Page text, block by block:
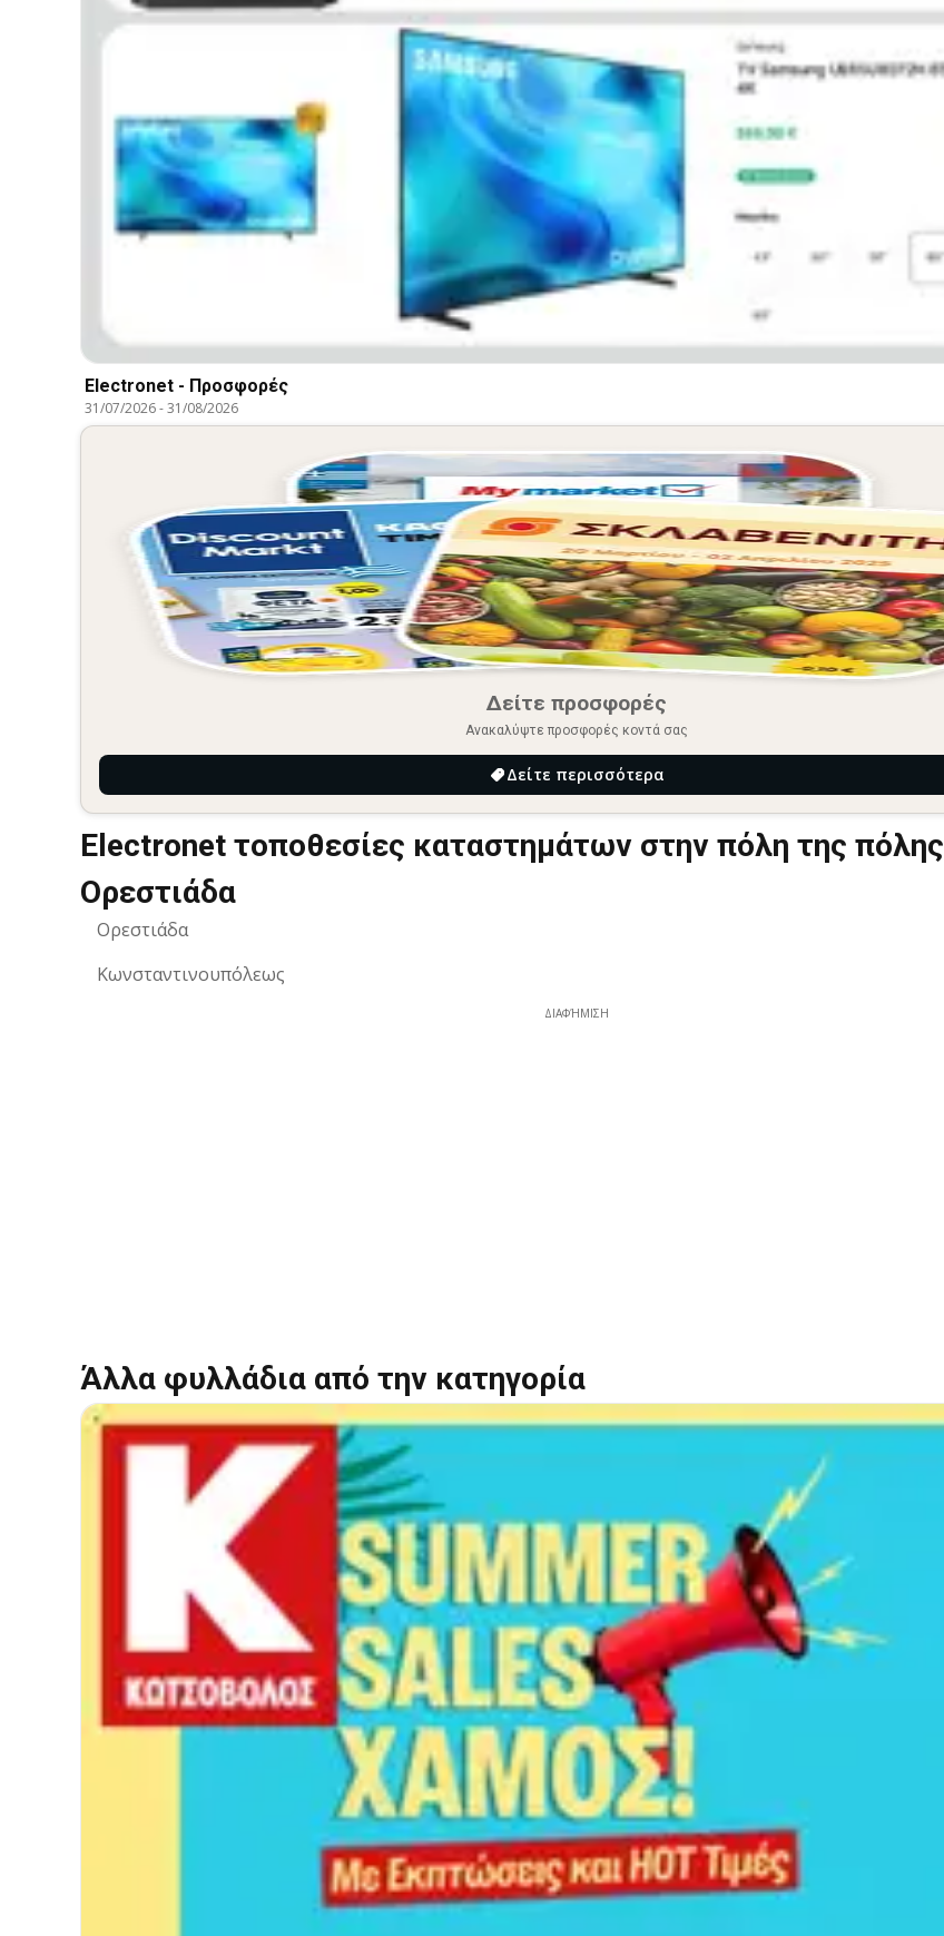
Electronet - Προσφορές
31/07/2026-31/08/2026
Δείτε προσφορές
Ανακαλύψτε προσφορές κοντά σας
Δείτε περισσότερα
Electronet τοποθεσίες καταστημάτων στην πόλη της πόλης
Ορεστιάδα
Ορεστιάδα
Κωνσταντινουπόλεως
ΔΙΑΦΉΜΙΣΗ
Άλλα φυλλάδια από την κατηγορία